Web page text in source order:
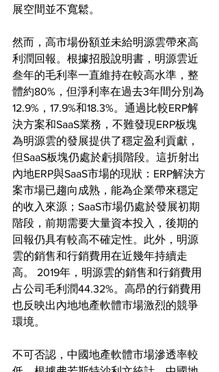
展空間並不寬鬆。
然而，高市場份額並未給明源雲帶來高
利潤回報。根據招股說明書，明源雲近
叁年的毛利率一直維持在較高水準，整
體約80%，但淨利率在過去3年間分別為
12.9%，17.9%和18.3%。通過比較ERP解
決方案和SaaS業務，不難發現ERP板塊
為明源雲的發展提供了穩定盈利貢獻，
但SaaS板塊仍處於虧損階段。這折射出
內地ERP與SaaS市場的現狀：ERP解決方
案市場已趨向成熟，能為企業帶來穩定
的收入來源；SaaS市場仍處於發展初期
階段，前期需要大量資本投入，後期的
回報仍具有較高不確定性。此外，明源
雲的銷售和行銷費用在近幾年持續走
高。 2019年，明源雲的銷售和行銷費用
占公司毛利潤44.32%。高昂的行銷費用
也反映出內地地產軟體市場激烈的競爭
環境。
不可否認，中國地產軟體市場滲透率較